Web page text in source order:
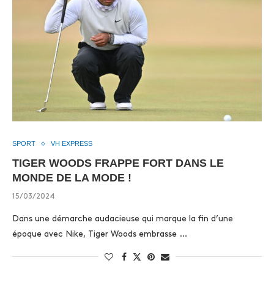
SPORT VH EXPRESS
TIGER WOODS FRAPPE FORT DANS LE
MONDE DE LA MODE !
15/03/2024
Dans une démarche audacieuse qui marque la fin d’une
époque avec Nike, Tiger Woods embrasse …